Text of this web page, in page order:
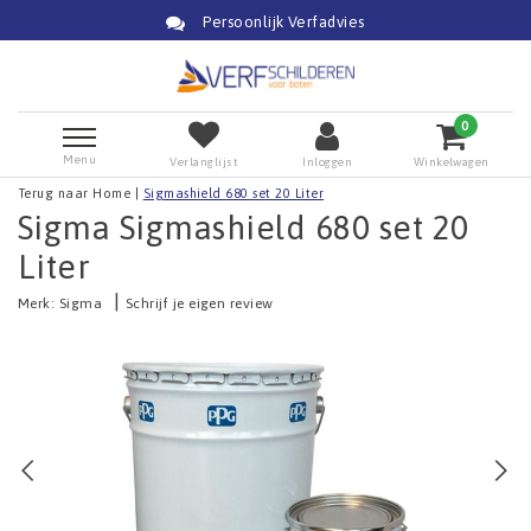
Persoonlijk Verfadvies
Menu Verlanglijst Inloggen
0
Winkelwagen
Terug naar Home Sigmashield 680 set 20 Liter
Sigma Sigmashield 680 set 20
Liter
Merk: Sigma Schrijf je eigen review